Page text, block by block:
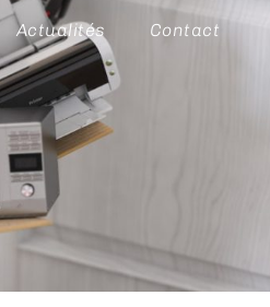
Actualités Contact